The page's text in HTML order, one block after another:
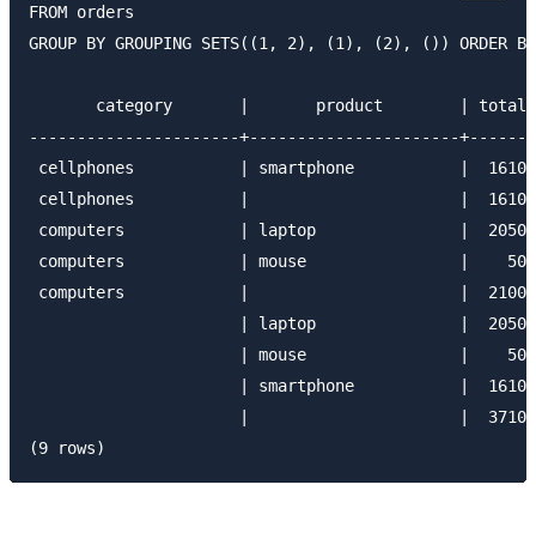
FROM orders
GROUP BY GROUPING SETS((1, 2), (1), (2), ()) ORDER
       category       |       product        | total
----------------------+----------------------+-------
cellphones           | smartphone           |  1610
cellphones           |                      |  1610
computers            | laptop               |  2050
computers            | mouse                |    50
computers            |                      |  2100
                      | laptop               |  2050
                      | mouse                |    50
                      | smartphone           |  1610
                      |                      |  3710